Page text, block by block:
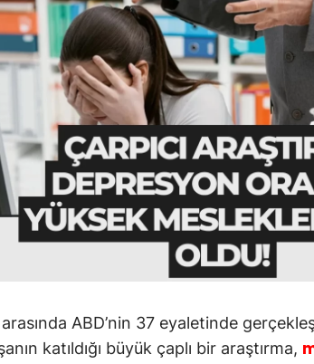
arasında ABD’nin 37 eyaletinde
katıldığı büyük çaplı bir araştırma,
90 Yaşında Unutmayan
Beyinler: Süper Yaşlıların Sırrı